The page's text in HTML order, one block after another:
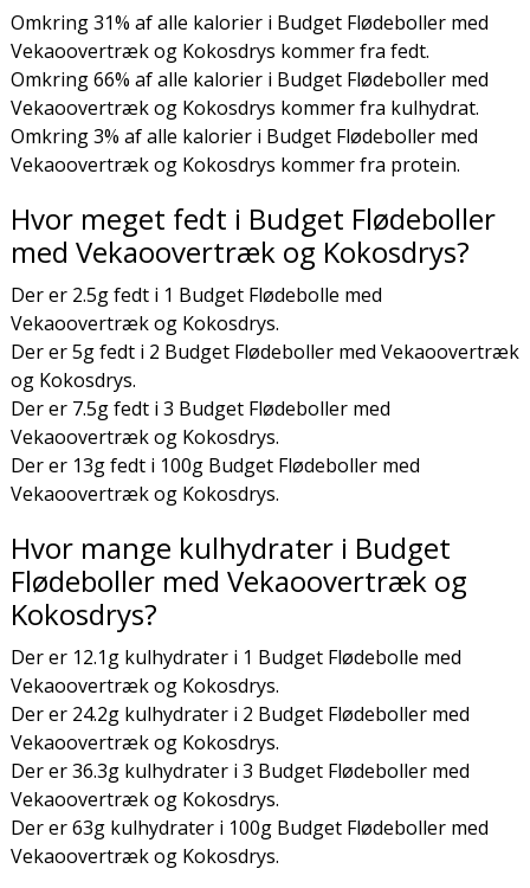
Omkring 31% af alle kalorier i Budget Flødeboller med
Vekaoovertræk og Kokosdrys kommer fra fedt.
Omkring 66% af alle kalorier i Budget Flødeboller med
Vekaoovertræk og Kokosdrys kommer fra kulhydrat.
Omkring 3% af alle kalorier i Budget Flødeboller med
Vekaoovertræk og Kokosdrys kommer fra protein.
Hvor meget fedt i Budget Flødeboller
med Vekaoovertræk og Kokosdrys?
Der er 2.5g fedt i 1 Budget Flødebolle med
Vekaoovertræk og Kokosdrys.
Der er 5g fedt i 2 Budget Flødeboller med Vekaoovertræk
og Kokosdrys.
Der er 7.5g fedt i 3 Budget Flødeboller med
Vekaoovertræk og Kokosdrys.
Der er 13g fedt i 100g Budget Flødeboller med
Vekaoovertræk og Kokosdrys.
Hvor mange kulhydrater i Budget
Flødeboller med Vekaoovertræk og
Kokosdrys?
Der er 12.1g kulhydrater i 1 Budget Flødebolle med
Vekaoovertræk og Kokosdrys.
Der er 24.2g kulhydrater i 2 Budget Flødeboller med
Vekaoovertræk og Kokosdrys.
Der er 36.3g kulhydrater i 3 Budget Flødeboller med
Vekaoovertræk og Kokosdrys.
Der er 63g kulhydrater i 100g Budget Flødeboller med
Vekaoovertræk og Kokosdrys.